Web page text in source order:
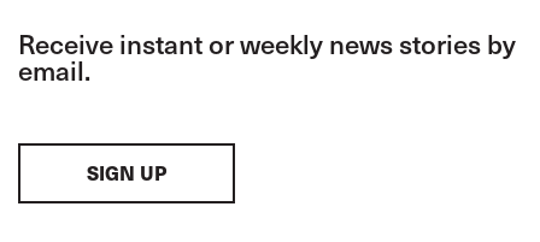
Receive instant or weekly news stories by
email.
SIGN UP